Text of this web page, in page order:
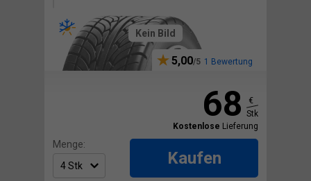
5,00 1 Bewertung
Kein Bild
68
€
Stk
Kostenlose Lieferung
Menge:
Kaufen